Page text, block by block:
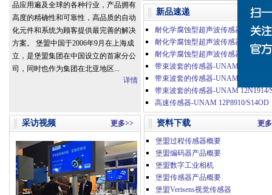
品应用遍及全球的各种行业，产品拥有
高度的精确性和可靠性，高品质的自动
化元件和系统为顾客提供最完善的解决
方案。 堡盟中国于2006年9月在上海成
立，是堡盟集团在中国设立的首家分公
司，同时也作为集团在北亚地区...
详情
新品速递 更
带束波套的传感器-UNAM 12P1914/
高速传感器-UNAM 12P8910/S14OD
采访视频 更多>> 资料下载 更
堡盟过程传感器概要
堡盟编码器产品概要
堡盟数字工业相机
堡盟传感器产品概要
堡盟Verisens视觉传感器